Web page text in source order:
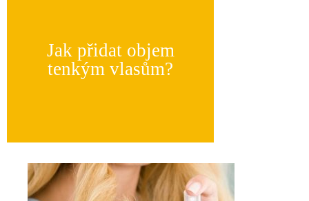
Jak přidat objem
tenkým vlasům?